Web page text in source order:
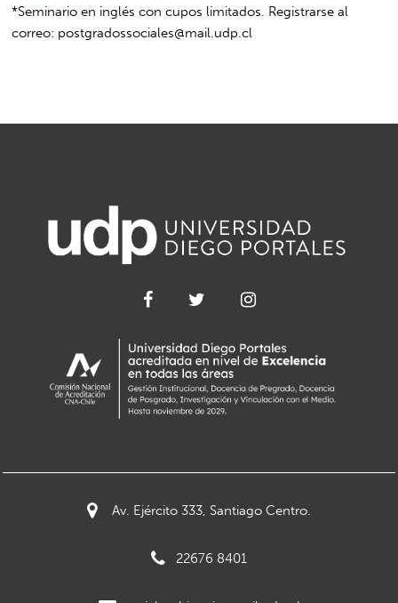
*Seminario en inglés con cupos limitados. Registrarse al
correo: postgradossociales@mail.udp.cl
Av. Ejército 333, Santiago Centro.
22676 8401